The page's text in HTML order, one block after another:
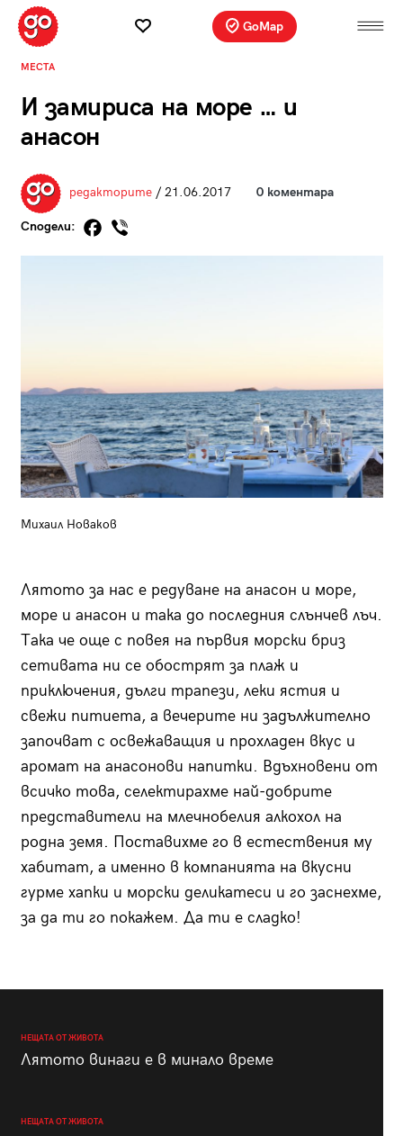
GoMap
МЕСТА
И замириса на море … и
анасон
редакторите/ 21.06.2017 0 коментара
Сподели:
Михаил Новаков
Лятото за нас е редуване на анасон и море,
море и анасон и така до последния слънчев лъч.
Така че още с повея на първия морски бриз
сетивата ни се обострят за плаж и
приключения, дълги трапези, леки ястия и
свежи питиета, а вечерите ни задължително
започват с освежаващия и проxладен вкус и
аромат на анасонови напитки. Вдъхновени от
всичко това, селектирахме най-добрите
представители на млечнобелия алкохол на
родна земя. Поставихме го в естествения му
хабитат, а именно в компанията на вкусни
гурме хапки и морски деликатеси и го заснехме,
за да ти го покажем. Да ти е сладко!
НЕЩАТА ОТ ЖИВОТА
Лятото винаги е в минало време
НЕЩАТА ОТ ЖИВОТА